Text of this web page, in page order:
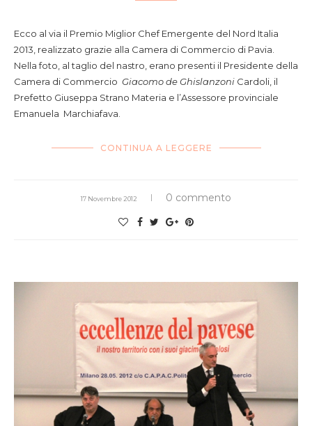
Ecco al via il Premio Miglior Chef Emergente del Nord Italia
2013, realizzato grazie alla Camera di Commercio di Pavia.
Nella foto, al taglio del nastro, erano presenti il Presidente della
Camera di Commercio Giacomo de Ghislanzoni Cardoli, il
Prefetto Giuseppa Strano Materia e l’Assessore provinciale
Emanuela Marchiafava.
CONTINUA A LEGGERE
17 Novembre 2012 0 commento